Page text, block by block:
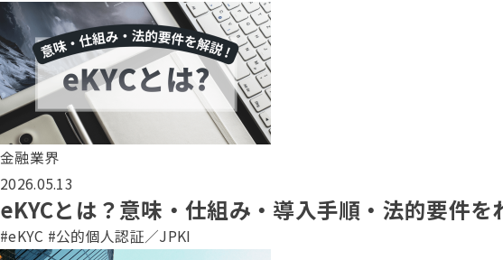
金融業界
2026.05.13
eKYCとは？意味・仕組み・導入手順・法的要件
#eKYC #公的個人認証／JPKI